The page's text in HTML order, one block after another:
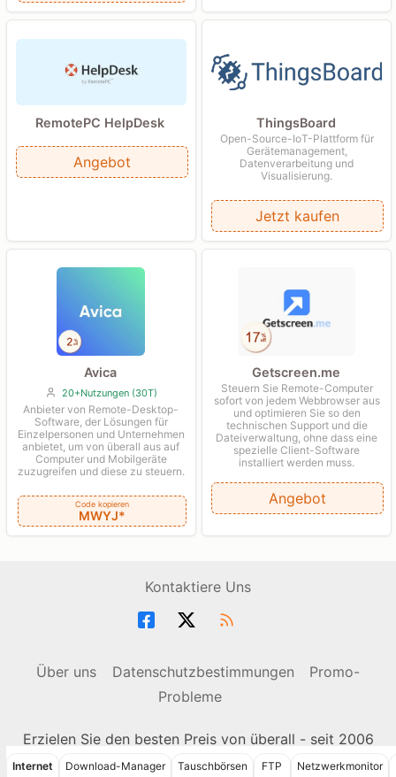
Internet Download-Manager Tauschbörsen FTP Netzwerkmonitor
RemotePC HelpDesk
Angebot
ThingsBoard
Open-Source-IoT-Plattform für
Gerätemanagement,
Datenverarbeitung und
Visualisierung.
Jetzt kaufen
Avica
20+Nutzungen (30T)
Anbieter von Remote-Desktop-
Software, der Lösungen für
Einzelpersonen und Unternehmen
anbietet, um von überall aus auf
Computer und Mobilgeräte
zuzugreifen und diese zu steuern.
Code kopieren
MWYJ*
Getscreen.me
Steuern Sie Remote-Computer
sofort von jedem Webbrowser aus
und optimieren Sie so den
technischen Support und die
Dateiverwaltung, ohne dass eine
spezielle Client-Software
installiert werden muss.
Angebot
Kontaktiere Uns
Über uns Datenschutzbestimmungen
Promo-
Probleme
Erzielen Sie den besten Preis von überall - seit 2006
© 2006-2026 ColorMango.com, Inc.